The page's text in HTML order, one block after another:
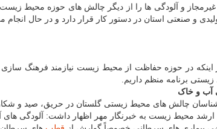
غیرمجاز و آلودگی ها را از دیگر چالش های حوزه محیط
و صنعتی استان در دستور کار قرار دارد و در حال انجام
اینکه در حوزه حفاظت از محیط زیست نیازمند فرهنگ
برنامه منظم داریم.
آب و خاک
چالش های محیط زیستی گلستان در حریق، صید و
محیط زیست به خبرنگار مهر اظهار داشت: آلودگی